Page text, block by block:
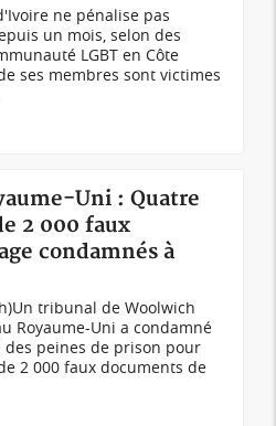
ne pénalise pas
un mois, selon des
LGBT en Côte
ses membres sont victimes
Uni : Quatre
2 000 faux
condamnés à
tribunal de Woolwich
Royaume-Uni a condamné
peines de prison pour
2 000 faux documents de